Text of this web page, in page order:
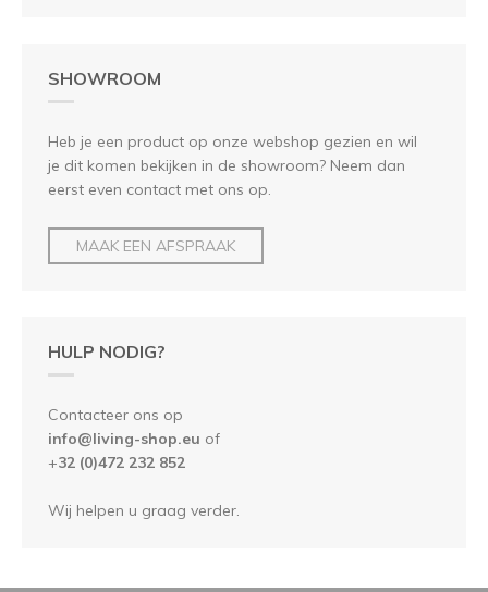
SHOWROOM
Heb je een product op onze webshop gezien en wil
je dit komen bekijken in de showroom? Neem dan
eerst even contact met ons op.
MAAK EEN AFSPRAAK
HULP NODIG?
Contacteer ons op
info@living-shop.eu of
+32 (0)472 232 852
Wij helpen u graag verder.